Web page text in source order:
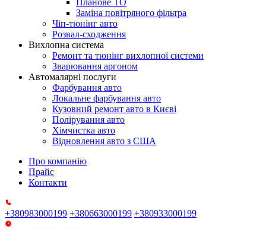
Планове ТО
Заміна повітряного фільтра
Чіп-тюнінг авто
Розвал-сходження
Вихлопна система
Ремонт та тюнінг вихлопної системи
Зварювання аргоном
Автомалярні послуги
Фарбування авто
Локальне фарбування авто
Кузовний ремонт авто в Києві
Полірування авто
Хімчистка авто
Відновлення авто з США
Про компанію
Прайс
Контакти
+380983000199 +380663000199 +380933000199